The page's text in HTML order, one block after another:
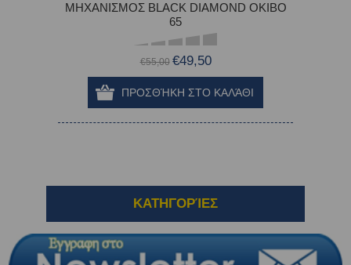
ΜΗΧΑΝΙΣΜΟΣ BLACK DIAMOND OKIBO
65
€55,00 €49,50
ΚΑΤΗΓΟΡΊΕΣ